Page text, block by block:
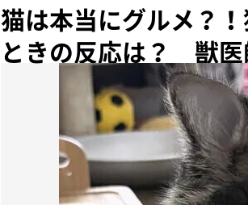
猫は本当にグルメ？
ときの反応は？ 獣